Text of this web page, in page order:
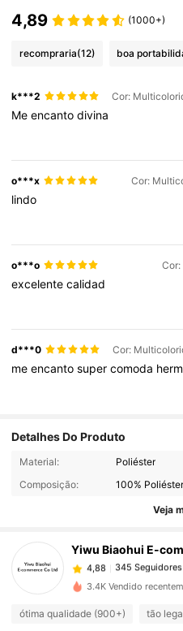
4,89 (1000+)
recompraria(12) boa
k***2
Meencantodivina
o***x Cor:
lindo
o***o
excelentecalidad
d***0
meencantosupercomoda
Detalhes Do Produto
Material:
Poliéster
Composição:
100% Poliéster
Veja
Yiwu Biaohui E-
345 Seguidores
345 Seguidores
4,88
d***5
1 dia atrás
4,88 345 Seguidores
3.4K Vendido
ótima qualidade (900+) tão